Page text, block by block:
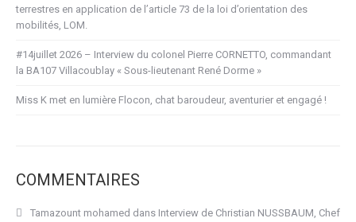
terrestres en application de l’article 73 de la loi d’orientation des
mobilités, LOM.
#14juillet 2026 – Interview du colonel Pierre CORNETTO, commandant
la BA107 Villacoublay « Sous-lieutenant René Dorme »
Miss K met en lumière Flocon, chat baroudeur, aventurier et engagé !
COMMENTAIRES
Tamazount mohamed dans Interview de Christian NUSSBAUM, Chef